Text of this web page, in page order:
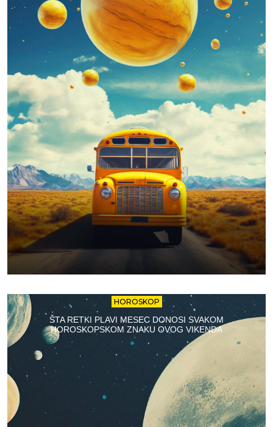
HOROSKOP
ŠTA RETKI PLAVI MESEC DONOSI SVAKOM
HOROSKOPSKOM ZNAKU OVOG VIKENDA